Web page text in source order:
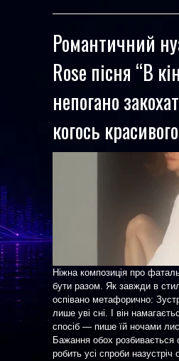
Романтичний
Rose пісня “В
непогано
когось
Ніжна композиція про
бути разом. Як завжди в
оспівано метафорично:
лише уві сні. І він
спосіб — пише їй ночами
Бажання обох розбивається
робить усі спроби